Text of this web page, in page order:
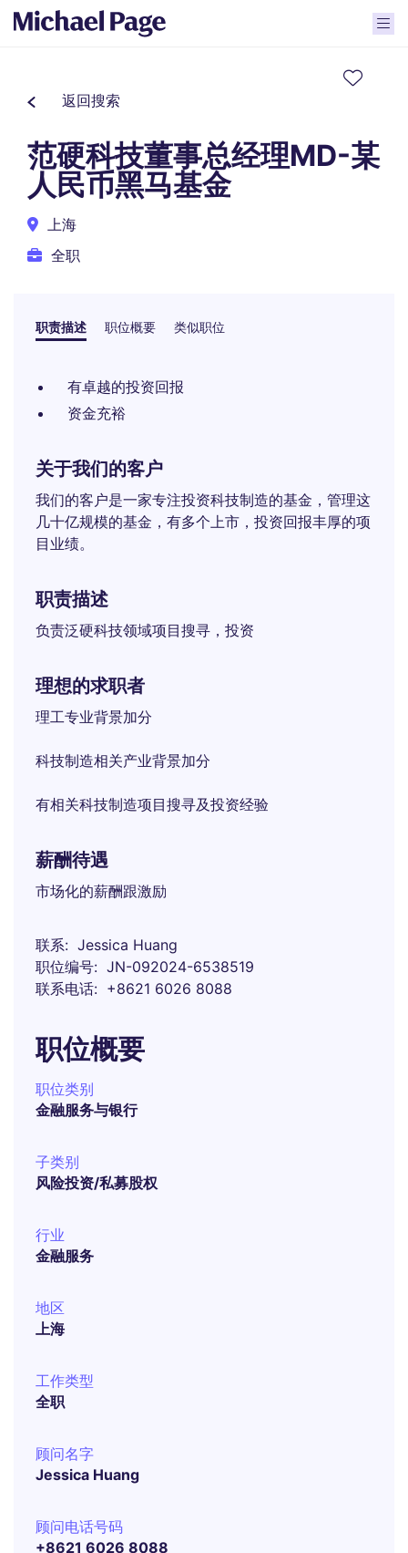
返回搜索
范硬科技董事总经理MD-某
人民币黑马基金
上海
全职
职责描述 职位概要 类似职位
有卓越的投资回报
资金充裕
关于我们的客户
我们的客户是一家专注投资科技制造的基金，管理这
几十亿规模的基金，有多个上市，投资回报丰厚的项
目业绩。
职责描述
负责泛硬科技领域项目搜寻，投资
理想的求职者
理工专业背景加分
科技制造相关产业背景加分
有相关科技制造项目搜寻及投资经验
薪酬待遇
市场化的薪酬跟激励
联系
Jessica Huang
职位编号
JN-092024-6538519
联系电话
+8621 6026 8088
职位概要
职位类别
金融服务与银行
子类别
风险投资/私募股权
行业
金融服务
地区
上海
工作类型
全职
顾问名字
Jessica Huang
顾问电话号码
+8621 6026 8088